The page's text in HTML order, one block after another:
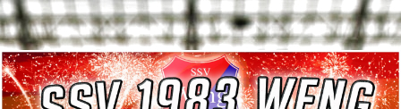
Springe
zum
Inhalt